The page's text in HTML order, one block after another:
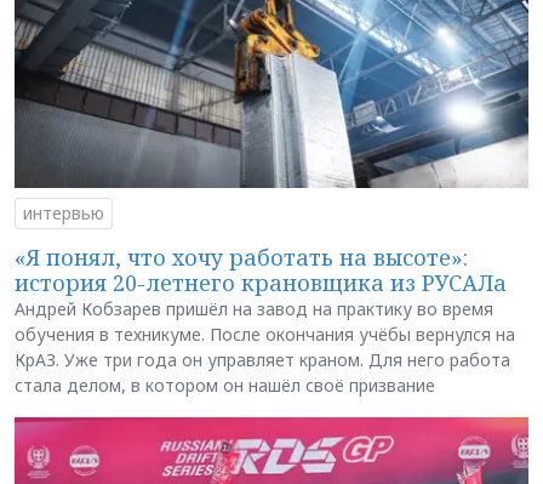
интервью
«Я понял, что хочу работать на высоте»:
история 20-летнего крановщика из РУСАЛа
Андрей Кобзарев пришёл на завод на практику во время
обучения в техникуме. После окончания учёбы вернулся на
КрАЗ. Уже три года он управляет краном. Для него работа
стала делом, в котором он нашёл своё призвание